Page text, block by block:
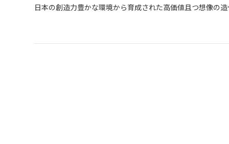
日本の創造力豊かな環境から育成された高価値且つ想像の